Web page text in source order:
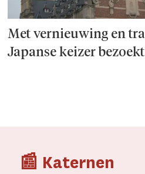
Met vernieuwing en
Japanse keizer
📰 Katernen